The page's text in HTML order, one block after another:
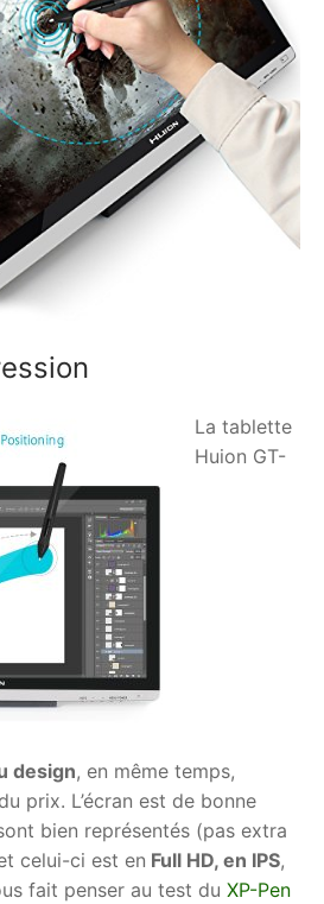
La tablette
Huion GT-
design, en même temps,
prix. L’écran est de bonne
bien représentés (pas extra
celui-ci est en Full HD, en IPS,
fait penser au test du XP-Pen